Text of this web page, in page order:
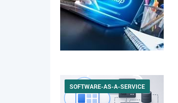
SOFTWARE-AS-A-SERVICE